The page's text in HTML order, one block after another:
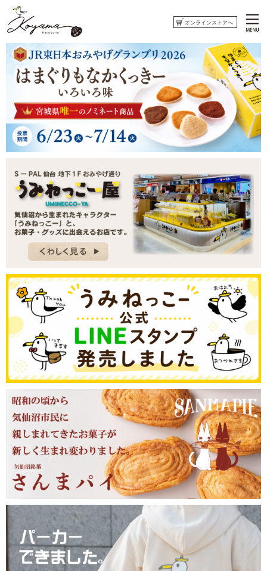
オンラインストアへ
ホーム
コヤマ菓子店について
おしらせ
ウミネコまがじん
はまぐりもなかくっきー
オンラインストアへ
メールで問い合わせる
お店に電話をかける
営業時間／9:00〜19:00
カフェ／14席 駐車場／6台
宮城県気仙沼市魚市場前1-31
特定商取引に基づく表示